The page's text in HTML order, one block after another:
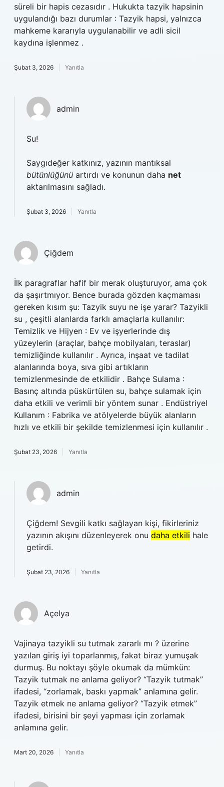
süreli bir hapis cezasıdır . Hukukta tazyik hapsinin
uygulandığı bazı durumlar : Tazyik hapsi, yalnızca
mahkeme kararıyla uygulanabilir ve adli sicil
kaydına işlenmez .
Şubat 3, 2026 Yanıtla
admin
Su!
Saygıdeğer katkınız, yazının mantıksal
bütünlüğünü artırdı ve konunun daha net
aktarılmasını sağladı.
Şubat 3, 2026 Yanıtla
Çiğdem
İlk paragraflar hafif bir merak oluşturuyor, ama çok
da şaşırtmıyor. Bence burada gözden kaçmaması
gereken kısım şu: Tazyik suyu ne işe yarar? Tazyikli
su , çeşitli alanlarda farklı amaçlarla kullanılır:
Temizlik ve Hijyen : Ev ve işyerlerinde dış
yüzeylerin (araçlar, bahçe mobilyaları, teraslar)
temizliğinde kullanılır . Ayrıca, inşaat ve tadilat
alanlarında boya, sıva gibi artıkların
temizlenmesinde de etkilidir . Bahçe Sulama :
Basınç altında püskürtülen su, bahçe sulamak için
daha etkili ve verimli bir yöntem sunar . Endüstriyel
Kullanım : Fabrika ve atölyelerde büyük alanların
hızlı ve etkili bir şekilde temizlenmesi için kullanılır .
Şubat 23, 2026 Yanıtla
admin
Çiğdem! Sevgili katkı sağlayan kişi, fikirleriniz
yazının akışını düzenleyerek onu daha etkili hale
getirdi.
Şubat 23, 2026 Yanıtla
Açelya
Vajinaya tazyikli su tutmak zararlı mı ? üzerine
yazılan giriş iyi toparlanmış, fakat biraz yumuşak
durmuş. Bu noktayı şöyle okumak da mümkün:
Tazyik tutmak ne anlama geliyor? “Tazyik tutmak”
ifadesi, “zorlamak, baskı yapmak” anlamına gelir.
Tazyik etmek ne anlama geliyor? “Tazyik etmek”
ifadesi, birisini bir şeyi yapması için zorlamak
anlamına gelir.
Mart 20, 2026 Yanıtla